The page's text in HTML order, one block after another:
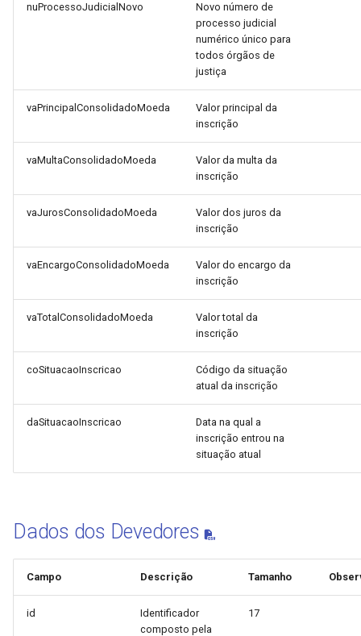
nuProcessoJudicialNovo
Novo número de
processo judicial
numérico único para
todos órgãos de
justiça
vaPrincipalConsolidadoMoeda
Valor principal da
inscrição
vaMultaConsolidadoMoeda
Valor da multa da
inscrição
vaJurosConsolidadoMoeda
Valor dos juros da
inscrição
vaEncargoConsolidadoMoeda
Valor do encargo da
inscrição
vaTotalConsolidadoMoeda
Valor total da
inscrição
coSituacaoInscricao
Código da situação
atual da inscrição
daSituacaoInscricao
Data na qual a
inscrição entrou na
situação atual
Dados dos Devedores
Campo Descrição Tamanho
id
Identificador
composto pela
17